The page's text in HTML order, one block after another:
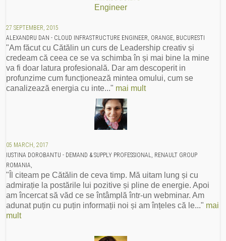
27 SEPTEMBER, 2015
ALEXANDRU DAN - CLOUD INFRASTRUCTURE ENGINEER, ORANGE, BUCURESTI
"Am făcut cu Cătălin un curs de Leadership creativ și
credeam că ceea ce se va schimba în și mai bine la mine
va fi doar latura profesională. Dar am descoperit in
profunzime cum funcționează mintea omului, cum se
canalizează energia cu inte..." mai mult
05 MARCH, 2017
IUSTINA DOROBANTU - DEMAND & SUPPLY PROFESSIONAL, RENAULT GROUP
ROMANIA,
"Îl citeam pe Cătălin de ceva timp. Mă uitam lung și cu
admirație la postările lui pozitive și pline de energie. Apoi
am încercat să văd ce se întâmplă într-un webminar. Am
adunat puțin cu puțin informații noi și am înțeles că le..." mai
mult